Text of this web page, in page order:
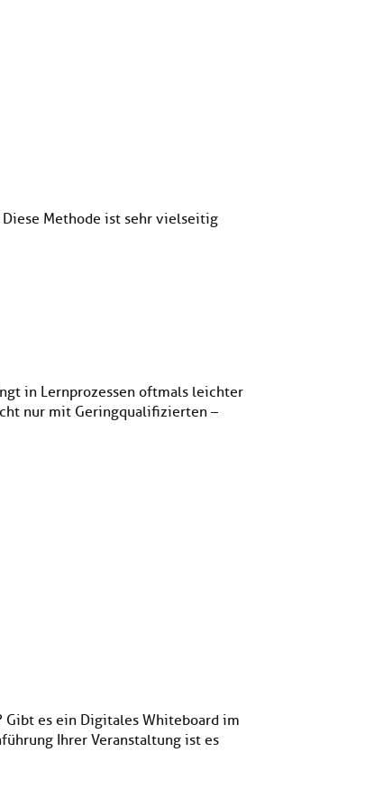
Methode ist sehr vielseitig
in Lernprozessen oftmals leichter
nur mit Geringqualifizierten –
Gibt es ein Digitales Whiteboard im
Ihrer Veranstaltung ist es